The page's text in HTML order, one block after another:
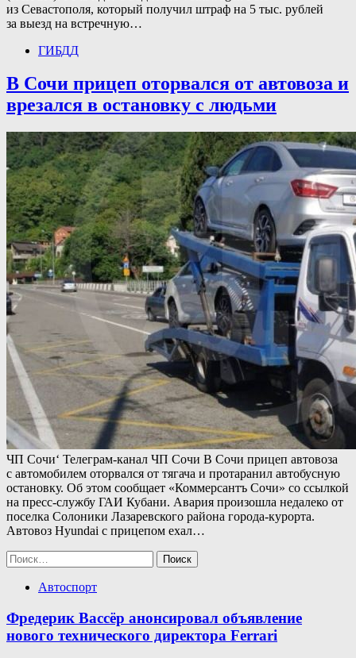
из Севастополя, который получил штраф на 5 тыс. рублей
за выезд на встречную…
ГИБДД
В Сочи прицеп оторвался от автовоза и
врезался в остановку с людьми
ЧП Сочи‘ Телеграм-канал ЧП Сочи В Сочи прицеп автовоза
с автомобилем оторвался от тягача и протаранил автобусную
остановку. Об этом сообщает «Коммерсантъ Сочи» со ссылкой
на пресс-службу ГАИ Кубани. Авария произошла недалеко от
поселка Солоники Лазаревского района города-курорта.
Автовоз Hyundai с прицепом ехал…
Найти:
Автоспорт
Фредерик Вассёр анонсировал объявление
нового технического директора Ferrari